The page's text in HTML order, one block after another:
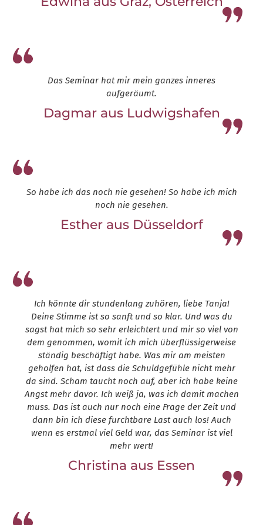
Das Seminar hat mir mein ganzes inneres
aufgeräumt.
Dagmar aus Ludwigshafen
So habe ich das noch nie gesehen! So habe ich mich
noch nie gesehen.
Esther aus Düsseldorf
Ich könnte dir stundenlang zuhören, liebe Tanja!
Deine Stimme ist so sanft und so klar. Und was du
sagst hat mich so sehr erleichtert und mir so viel von
dem genommen, womit ich mich überflüssigerweise
ständig beschäftigt habe. Was mir am meisten
geholfen hat, ist dass die Schuldgefühle nicht mehr
da sind. Scham taucht noch auf, aber ich habe keine
Angst mehr davor. Ich weiß ja, was ich damit machen
muss. Das ist auch nur noch eine Frage der Zeit und
dann bin ich diese furchtbare Last auch los! Auch
wenn es erstmal viel Geld war, das Seminar ist viel
mehr wert!
Christina aus Essen